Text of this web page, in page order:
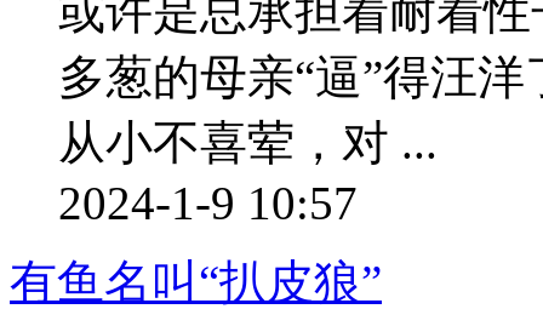
或许是总承担着耐着
多葱的母亲“逼”得汪
从小不喜荤，对 ...
2024-1-9 10:57
有鱼名叫“扒皮狼”